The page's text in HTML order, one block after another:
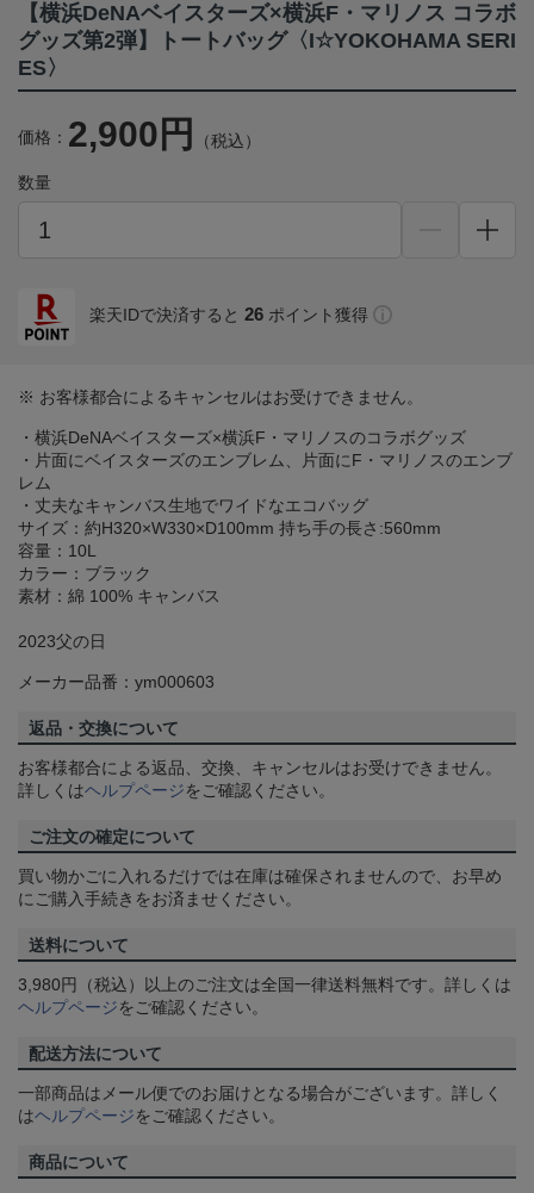
【横浜DeNAベイスターズ×横浜F・マリノス コラボ
グッズ第2弾】トートバッグ〈I☆YOKOHAMA SERI
ES〉
価格： 2,900円 （税込）
数量
楽天IDで決済すると 26 ポイント獲得
※ お客様都合によるキャンセルはお受けできません。
・横浜DeNAベイスターズ×横浜F・マリノスのコラボグッズ
・片面にベイスターズのエンブレム、片面にF・マリノスのエンブ
レム
・丈夫なキャンバス生地でワイドなエコバッグ
サイズ：約H320×W330×D100mm 持ち手の長さ:560mm
容量：10L
カラー：ブラック
素材：綿 100% キャンバス
2023父の日
メーカー品番：ym000603
返品・交換について
お客様都合による返品、交換、キャンセルはお受けできません。
詳しくはヘルプページをご確認ください。
ご注文の確定について
買い物かごに入れるだけでは在庫は確保されませんので、お早め
にご購入手続きをお済ませください。
送料について
3,980円（税込）以上のご注文は全国一律送料無料です。詳しくは
ヘルプページをご確認ください。
配送方法について
一部商品はメール便でのお届けとなる場合がございます。詳しく
はヘルプページをご確認ください。
商品について